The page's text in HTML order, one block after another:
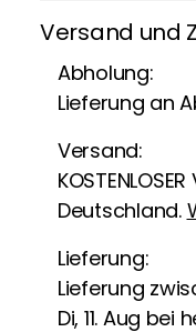
Versand und
Abholung:
Lieferung an
Versand:
Deutschland.
Lieferung:
Lieferung
Di, 11. Aug bei